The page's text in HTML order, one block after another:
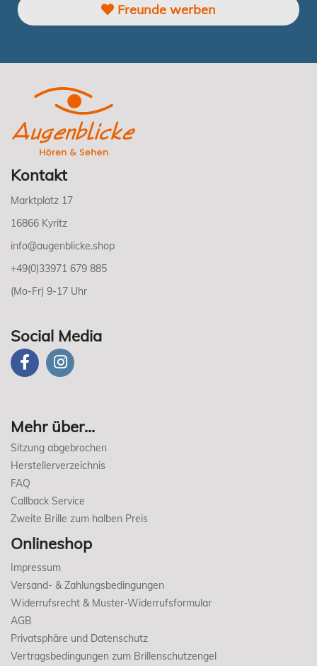
Freunde werben
Kontakt
Marktplatz 17
16866 Kyritz
info@augenblicke.shop
+49(0)33971 679 885
(Mo-Fr) 9-17 Uhr
Social Media
Mehr über...
Sitzung abgebrochen
Herstellerverzeichnis
FAQ
Callback Service
Zweite Brille zum halben Preis
Onlineshop
Impressum
Versand- & Zahlungsbedingungen
Widerrufsrecht & Muster-Widerrufsformular
AGB
Privatsphäre und Datenschutz
Vertragsbedingungen zum Brillenschutzengel